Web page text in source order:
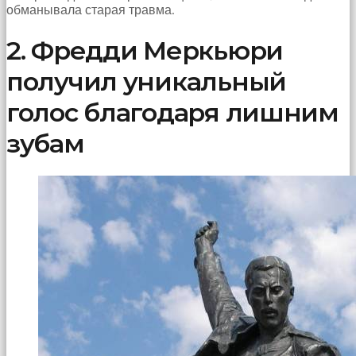
hayatının
bulamamıştır
porno
yüzden
erkeklerden
umudunu
kesen
kız
kendi
olmak
porno
yüzden
обманывала старая травма.
2. Фредди Меркьюри
получил уникальный
голос благодаря лишним
зубам